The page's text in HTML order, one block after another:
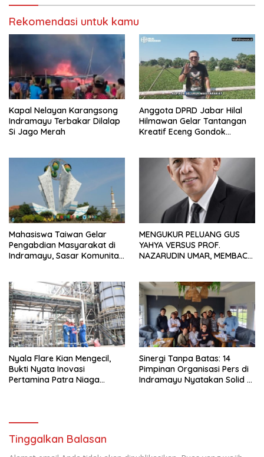
Rekomendasi untuk kamu
Kapal Nelayan Karangsong
Indramayu Terbakar Dilalap
Si Jago Merah
Anggota DPRD Jabar Hilal
Hilmawan Gelar Tantangan
Kreatif Eceng Gondok
Mahasiswa Taiwan Gelar
Pengabdian Masyarakat di
Indramayu, Sasar Komunitas
MENGUKUR PELUANG GUS
YAHYA VERSUS PROF.
NAZARUDIN UMAR, MEMBACA
Nyala Flare Kian Mengecil,
Bukti Nyata Inovasi
Pertamina Patra Niaga
Sinergi Tanpa Batas: 14
Pimpinan Organisasi Pers di
Indramayu Nyatakan Solid di
Tinggalkan Balasan